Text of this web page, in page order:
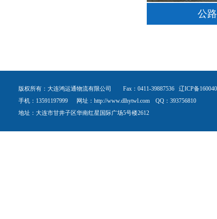
公
版权所有：大连鸿运通物流有限公司 Fax：0411-39887536 辽ICP备
手机：13591197999 网址：http://www.dlhytwl.com QQ：393756810
地址：大连市甘井子区华南红星国际广场5号楼2612